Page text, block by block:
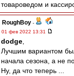
товароведом и
RoughBoy -
01 фев 2022 13:31
dodge
Лучшим вариантом
начала сезона, а не
Ну, да что теперь ...